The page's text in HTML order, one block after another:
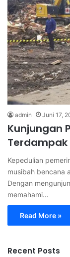
admin Juni 17,
Kunjungan
Kepedulian
musibah bencana
Dengan
memahami…
Read More »
Recent Posts